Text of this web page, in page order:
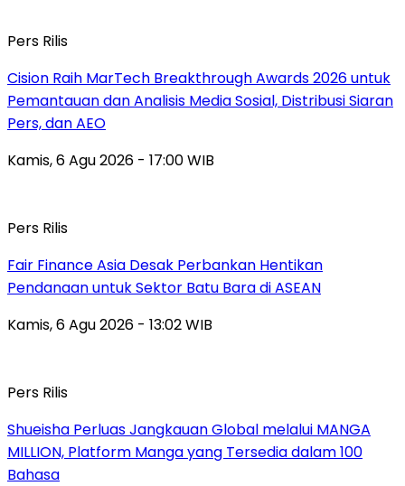
Pers Rilis
Cision Raih MarTech Breakthrough Awards 2026 untuk
Pemantauan dan Analisis Media Sosial, Distribusi Siaran
Pers, dan AEO
Kamis, 6 Agu 2026 - 17:00 WIB
Pers Rilis
Fair Finance Asia Desak Perbankan Hentikan
Pendanaan untuk Sektor Batu Bara di ASEAN
Kamis, 6 Agu 2026 - 13:02 WIB
Pers Rilis
Shueisha Perluas Jangkauan Global melalui MANGA
MILLION, Platform Manga yang Tersedia dalam 100
Bahasa